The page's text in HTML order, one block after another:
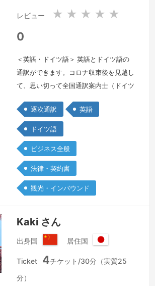
レビュー ★ ★ ★ ★ ★
0
＜英語・ドイツ語＞ 英語とドイツ語の
通訳ができます。コロナ収束後を見越し
て、思い切って全国通訳案内士（ドイツ
般及び観光が得意分野です。I am an
interpreter of English, German and
Japanese.My strong point is business
in general and sightseeing.Ich bin …
続きを見る »
逐次通訳 英語
ドイツ語
ビジネス全般
法律・契約書
観光・インバウンド
Kaki さん
出身国
華
居住国
本
Ticket 4チケット/30分（実質25
分）